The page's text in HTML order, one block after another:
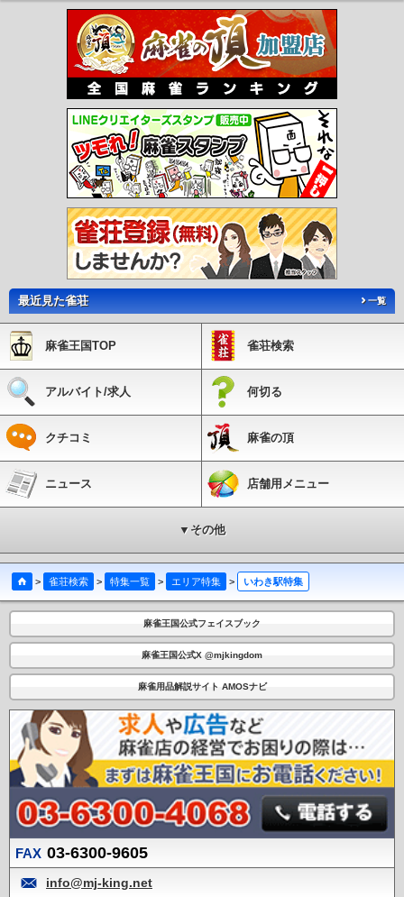
最近見た雀荘 一覧
麻雀王国TOP 雀荘検索
アルバイト/求人 何切る
クチコミ 麻雀の頂
ニュース 店舗用メニュー
▼その他
> 雀荘検索 > 特集一覧 > エリア特集 > いわき駅特集
麻雀王国公式フェイスブック
麻雀王国公式X @mjkingdom
麻雀用品解説サイト AMOSナビ
FAX 03-6300-9605
info@mj-king.net